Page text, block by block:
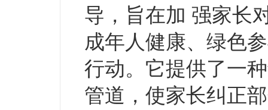
导，旨在加 强家长
成年人健康、绿色
行动。它提供了一
管道，使家长纠正